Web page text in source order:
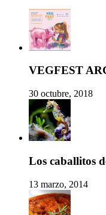
VEGFEST
30 octubre, 2018
Los caballitos
13 marzo, 2014